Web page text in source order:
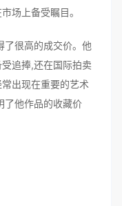
场上备受瞩目。
了很高的成交价。他
追捧,还在国际拍卖
出现在重要的艺术
了他作品的收藏价